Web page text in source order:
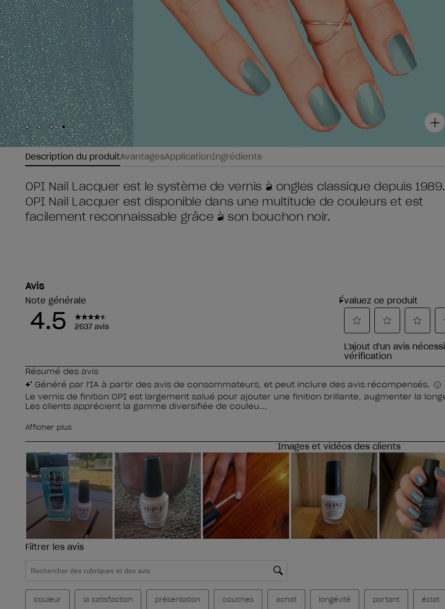
Skip to slide1
Skip to slide2
Skip to slide3
Skip to slide4
Description du produitAvantagesApplicationIngrédients
OPI Nail Lacquer est le système de vernis à ongles classique depuis 1989.
OPI Nail Lacquer est disponible dans une multitude de couleurs et est
facilement reconnaissable grâce à son bouchon noir.